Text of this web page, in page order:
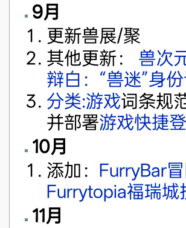
9月
更新兽展/聚
其他更新： 兽次
辩白：“兽迷”身
分类:游戏词条规
并部署游戏快捷
10月
添加： FurryBar
Furrytopia福瑞城
11月